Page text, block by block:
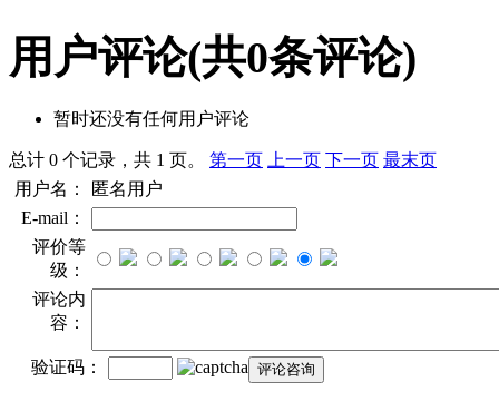
用户评论(共0条评论)
暂时还没有任何用户评论
总计 0 个记录，共 1 页。 第一页 上一页 下一页 最末页
用户名：
匿名用户
E-mail：
评价等
级：
评论内
容：
验证码：